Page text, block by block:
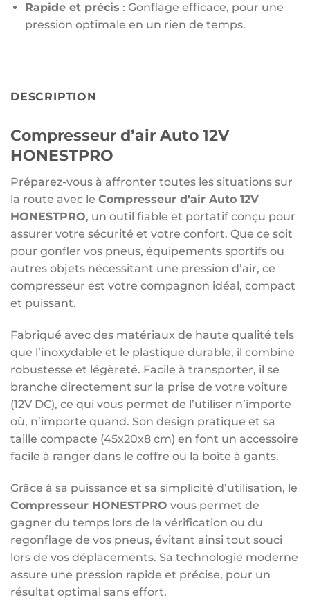
Rapide et précis : Gonflage efficace, pour une
pression optimale en un rien de temps.
DESCRIPTION
Compresseur d’air Auto 12V
HONESTPRO
Préparez-vous à affronter toutes les situations sur
la route avec le Compresseur d’air Auto 12V
HONESTPRO, un outil fiable et portatif conçu pour
assurer votre sécurité et votre confort. Que ce soit
pour gonfler vos pneus, équipements sportifs ou
autres objets nécessitant une pression d’air, ce
compresseur est votre compagnon idéal, compact
et puissant.
Fabriqué avec des matériaux de haute qualité tels
que l’inoxydable et le plastique durable, il combine
robustesse et légèreté. Facile à transporter, il se
branche directement sur la prise de votre voiture
(12V DC), ce qui vous permet de l’utiliser n’importe
où, n’importe quand. Son design pratique et sa
taille compacte (45x20x8 cm) en font un accessoire
facile à ranger dans le coffre ou la boîte à gants.
Grâce à sa puissance et sa simplicité d’utilisation, le
Compresseur HONESTPRO vous permet de
gagner du temps lors de la vérification ou du
regonflage de vos pneus, évitant ainsi tout souci
lors de vos déplacements. Sa technologie moderne
assure une pression rapide et précise, pour un
résultat optimal sans effort.